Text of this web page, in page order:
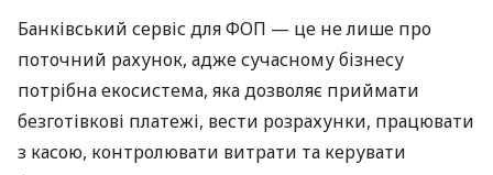
Банківський сервіс для ФОП — це не лише про
поточний рахунок, адже сучасному бізнесу
потрібна екосистема, яка дозволяє приймати
безготівкові платежі, вести розрахунки, працювати
з касою, контролювати витрати та керувати